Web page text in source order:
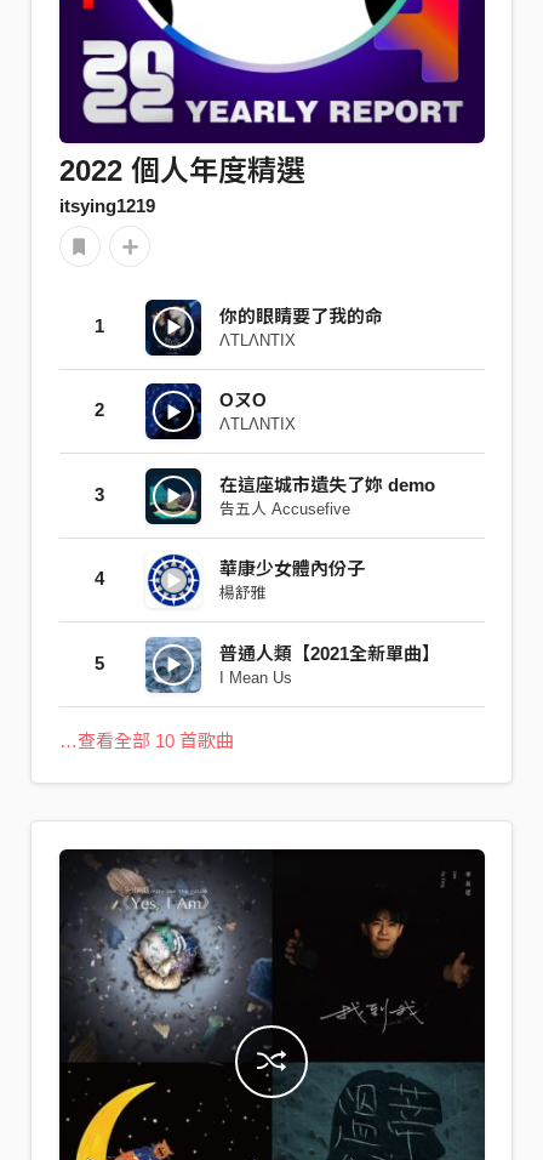
2022 個人年度精選
itsying1219
1 你的眼睛要了我的命
ΛTLΛNTIX
2 OㄡO
ΛTLΛNTIX
3 在這座城市遺失了妳 demo
告五人 Accusefive
4 華康少女體內份子
楊舒雅
5 普通人類【2021全新單曲】
I Mean Us
…查看全部 10 首歌曲